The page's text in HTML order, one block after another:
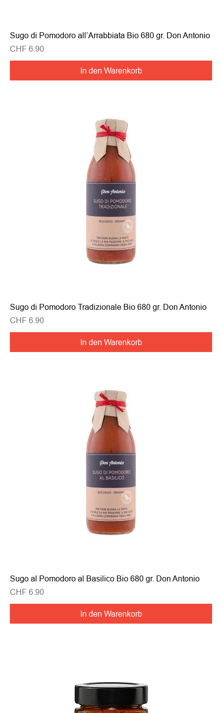
Sugo di Pomodoro all’Arrabbiata Bio 680 gr. Don Antonio
Preis
CHF 6.90
In den Warenkorb
Sugo di Pomodoro Tradizionale Bio 680 gr. Don Antonio
Preis
CHF 6.90
In den Warenkorb
Sugo al Pomodoro al Basilico Bio 680 gr. Don Antonio
Preis
CHF 6.90
In den Warenkorb